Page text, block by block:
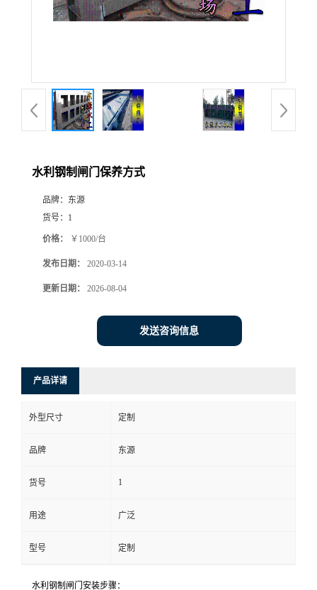
水利钢制闸门保养方式
品牌： 东源
货号： 1
价格： ￥1000/台
发布日期： 2020-03-14
更新日期： 2026-08-04
发送咨询信息
产品详请
外型尺寸 定制
品牌 东源
货号 1
用途 广泛
型号 定制
水利钢制闸门安装步骤：